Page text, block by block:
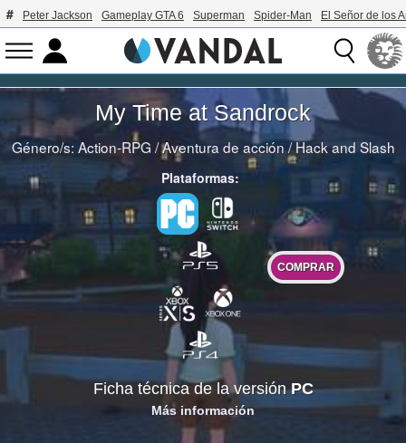
Peter Jackson Gameplay GTA 6 Superman Spider-Man El Señor de los
My Time at Sandrock
Género/s: Action-RPG /Aventura de acción/Hack and Slash
Plataformas:
COMPRAR
Ficha técnica de la versiónPC
Más información